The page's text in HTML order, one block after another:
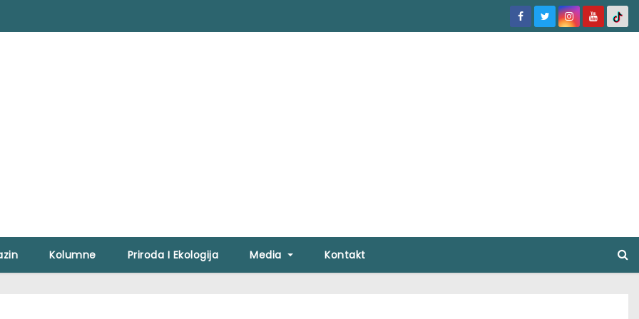
Kolumne Priroda I Ekologija Media Kontakt